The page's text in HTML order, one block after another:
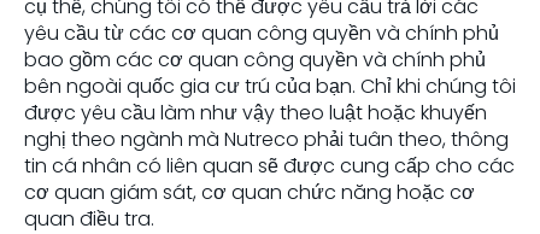
cụ thể, chúng tôi có thể được yêu cầu trả lời các
yêu cầu từ các cơ quan công quyền và chính phủ
bao gồm các cơ quan công quyền và chính phủ
bên ngoài quốc gia cư trú của bạn. Chỉ khi chúng tôi
được yêu cầu làm như vậy theo luật hoặc khuyến
nghị theo ngành mà Nutreco phải tuân theo, thông
tin cá nhân có liên quan sẽ được cung cấp cho các
cơ quan giám sát, cơ quan chức năng hoặc cơ
quan điều tra.